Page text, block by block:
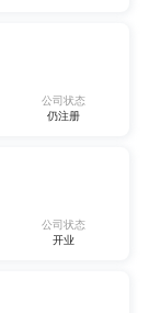
公司状态
仍注册
公司状态
开业